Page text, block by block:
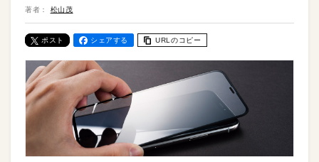
著者： 松山茂
ポスト シェアする URLのコピー